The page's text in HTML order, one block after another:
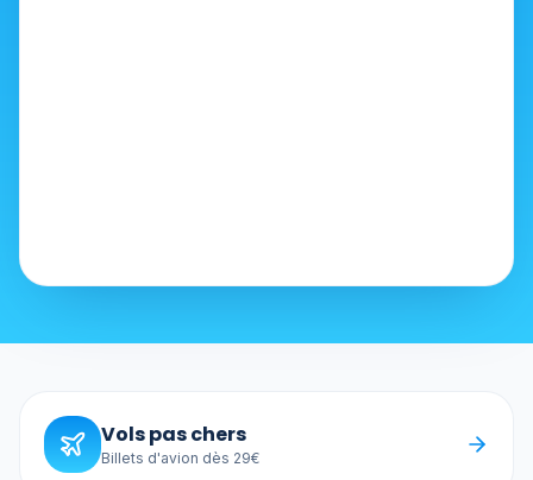
Vols pas chers
Billets d'avion dès 29€